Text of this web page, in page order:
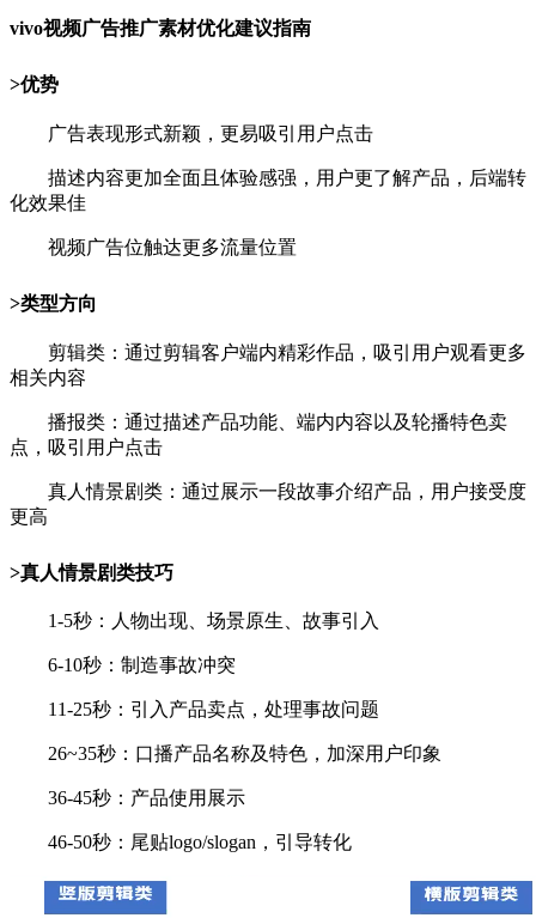
vivo视频广告推广素材优化建议指南
>优势
广告表现形式新颖，更易吸引用户点击
描述内容更加全面且体验感强，用户更了解产品，后端转
化效果佳
视频广告位触达更多流量位置
>类型方向
剪辑类：通过剪辑客户端内精彩作品，吸引用户观看更多
相关内容
播报类：通过描述产品功能、端内内容以及轮播特色卖
点，吸引用户点击
真人情景剧类：通过展示一段故事介绍产品，用户接受度
更高
>真人情景剧类技巧
1-5秒：人物出现、场景原生、故事引入
6-10秒：制造事故冲突
11-25秒：引入产品卖点，处理事故问题
26~35秒：口播产品名称及特色，加深用户印象
36-45秒：产品使用展示
46-50秒：尾贴logo/slogan，引导转化